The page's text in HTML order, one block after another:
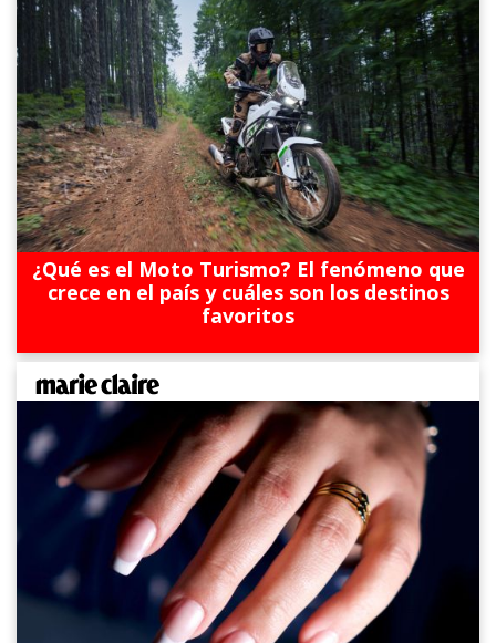
¿Qué es el Moto Turismo? El fenómeno que
crece en el país y cuáles son los destinos
favoritos